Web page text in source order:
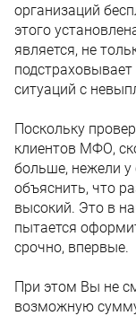
организаций
этого
является, не
ситуаций с
Поскольку
клиентов МФО,
больше, нежели
объяснить, что
высокий. Это в
пытается
срочно, впервые.
При этом Вы не
возможную